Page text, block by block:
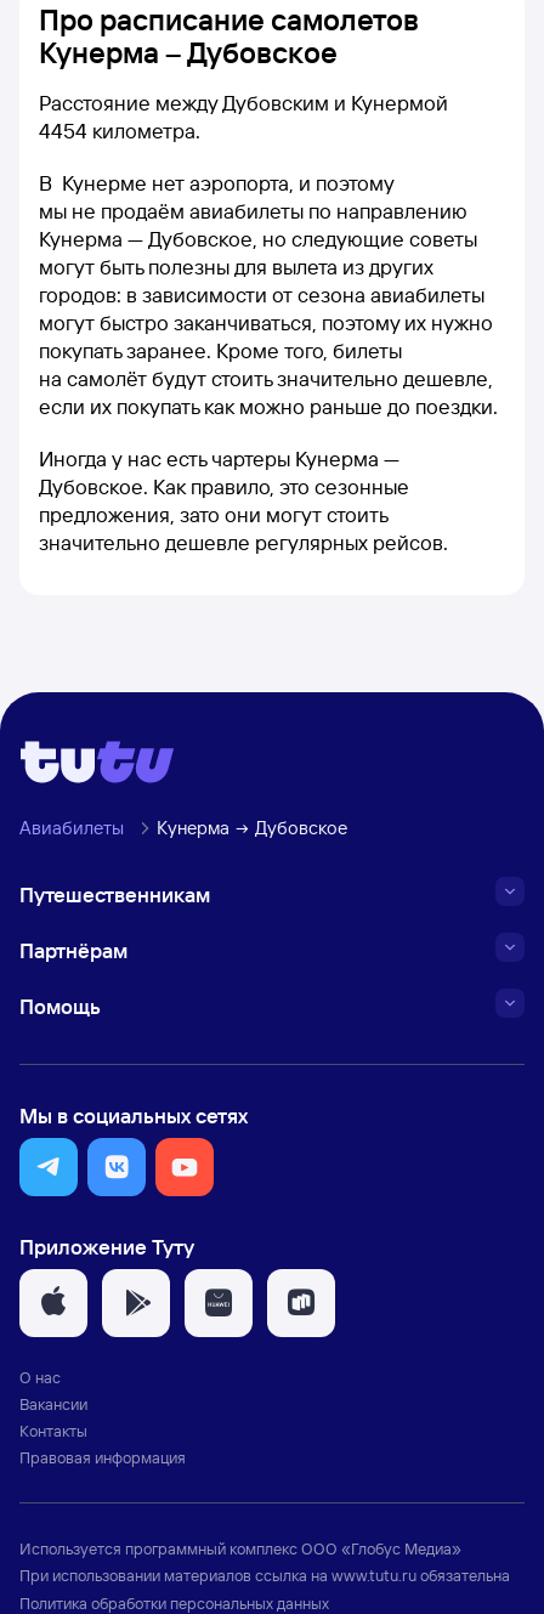
Про расписание самолетов
Кунерма – Дубовское
Расстояние между Дубовским и Кунермой
4454 километра.
В Кунерме нет аэропорта, и поэтому
мы не продаём авиабилеты по направлению
Кунерма — Дубовское, но следующие советы
могут быть полезны для вылета из других
городов: в зависимости от сезона авиабилеты
могут быстро заканчиваться, поэтому их нужно
покупать заранее. Кроме того, билеты
на самолёт будут стоить значительно дешевле,
если их покупать как можно раньше до поездки.
Иногда у нас есть чартеры Кунерма —
Дубовское. Как правило, это сезонные
предложения, зато они могут стоить
значительно дешевле регулярных рейсов.
Авиабилеты Кунерма Дубовское
Путешественникам
Партнёрам
Помощь
Мы в социальных сетях
Приложение Туту
О нас
Вакансии
Контакты
Правовая информация
Используется программный комплексООО «Глобус Медиа»
При использовании материалов ссылка на www.tutu.ruобязательна
Политика обработки персональных данных